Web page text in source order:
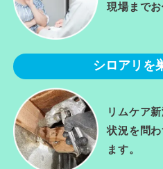
現場までお
シロアリを
リムケア
状況を問
ます。